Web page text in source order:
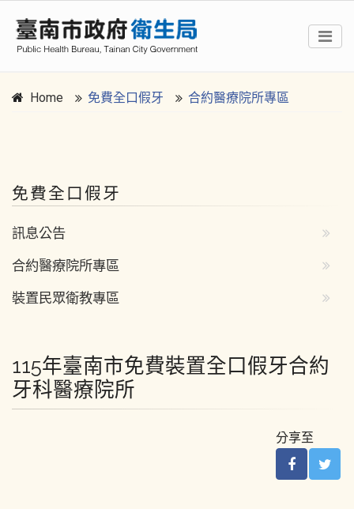
Home 免費全口假牙 合約醫療院所專區
免費全口假牙
訊息公告
合約醫療院所專區
裝置民眾衛教專區
115年臺南市免費裝置全口假牙合約
牙科醫療院所
分享至